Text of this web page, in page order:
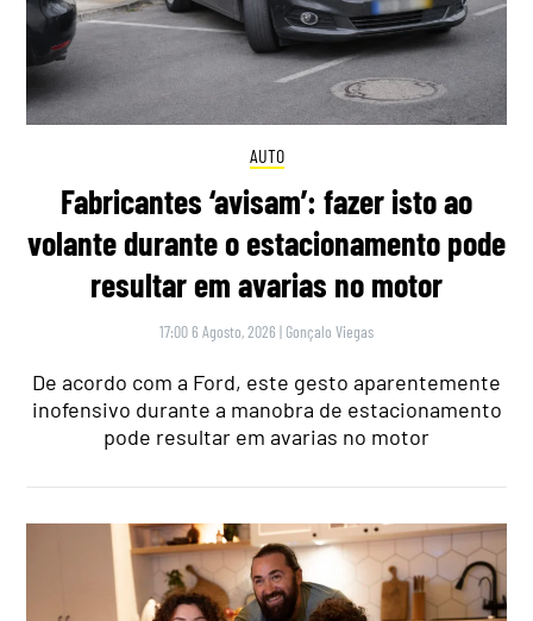
AUTO
Fabricantes ‘avisam’: fazer isto ao
volante durante o estacionamento pode
resultar em avarias no motor
17:00 6 Agosto, 2026 | Gonçalo Viegas
De acordo com a Ford, este gesto aparentemente
inofensivo durante a manobra de estacionamento
pode resultar em avarias no motor